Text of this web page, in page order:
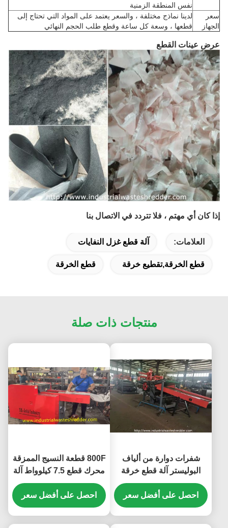
نفس المنطقة الزمنية
سعر
الجهاز
لدينا نماذج مختلفة ، والسعر يعتمد على المواد التي تحتاج إلى
قطعها ، وسعة كل ساعة وقطع طلب الحجم النهائي
عرض عينات القطع
إذا كان أي مهتم ، فلا تتردد في الاتصال بنا
العلامات: آلة قطع غزل النفايات
قطع الخرقة,تقطيع خرقة قطع الخرقة
منتجات ذات صلة
شفرات دوارة من ألياف
البوليستر آلة قطع خرقة
ألياف القطن الداكرون
احصل على أفضل سعر
800F قطعة النسيج الممزقة
محرك قطع 7.5 كيلوواط آلة
شوبر صغيرة للأنسجة سحق
ناقل المدخلات 1400 *
330mm الطول * العرض
احصل على أفضل سعر